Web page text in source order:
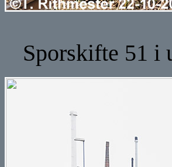
Sporskifte 51 i